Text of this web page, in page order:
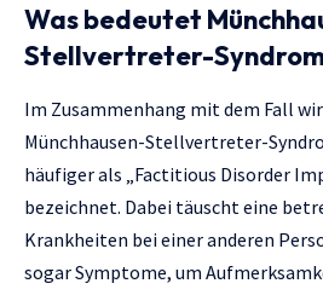
Was bedeutet
Stellvertreter-
Im Zusammenhang mit dem Fall
Münchhausen-Stellvertreter-
häufiger als „Factitious Disorder
bezeichnet. Dabei täuscht eine
Krankheiten bei einer anderen
sogar Symptome, um